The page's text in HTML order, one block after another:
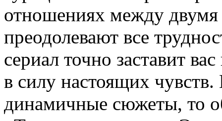
отношениях между
преодолевают все
сериал точно заставит
в силу настоящих
динамичные сюжеты, то